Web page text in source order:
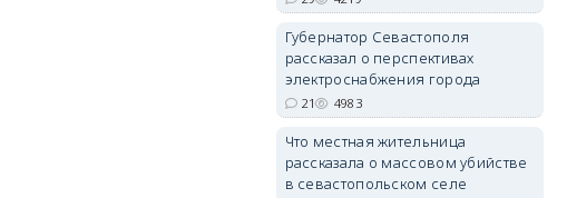
Губернатор Севастополя
рассказал о перспективах
электроснабжения города
21 4983
Что местная жительница
рассказала о массовом убийстве
в севастопольском селе